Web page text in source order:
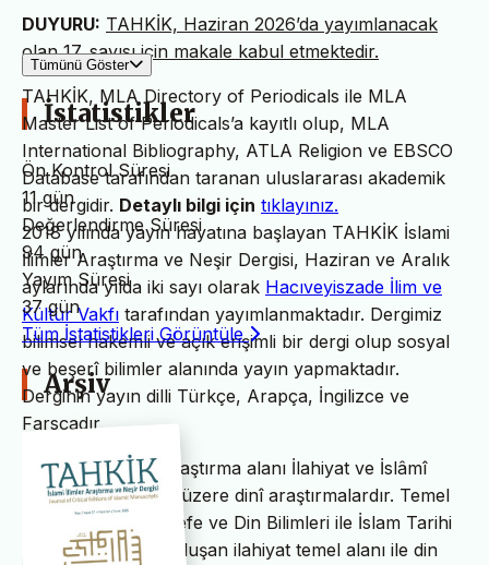
DUYURU: TAHKİK, Haziran 2026’da yayımlanacak
olan 17. sayısı için makale kabul etmektedir.
TAHKİK, MLA Directory of Periodicals ile MLA
Master List of Periodicals’a kayıtlı olup, MLA
International Bibliography, ATLA Religion ve EBSCO
Database tarafından taranan uluslararası akademik
bir dergidir. Detaylı bilgi için tıklayınız.
2018 yılında yayın hayatına başlayan TAHKİK İslami
İlimler Araştırma ve Neşir Dergisi, Haziran ve Aralık
aylarında yılda iki sayı olarak Hacıveyiszade İlim ve
Kültür Vakfı tarafından yayımlanmaktadır. Dergimiz
bilimsel hakemli ve açık erişimli bir dergi olup sosyal
ve beşerî bilimler alanında yayın yapmaktadır.
Derginin yayın dilli Türkçe, Arapça, İngilizce ve
Farsçadır.
TAHKİK’in temel araştırma alanı İlahiyat ve İslâmî
ilimler başta olmak üzere dinî araştırmalardır. Temel
İslam Bilimleri, Felsefe ve Din Bilimleri ile İslam Tarihi
ve Sanatları’ndan oluşan ilahiyat temel alanı ile din
Tümünü Göster
İstatistikler
Ön Kontrol Süresi
11 gün
Değerlendirme Süresi
94 gün
Yayım Süresi
37 gün
Tüm İstatistikleri Görüntüle
Arşiv